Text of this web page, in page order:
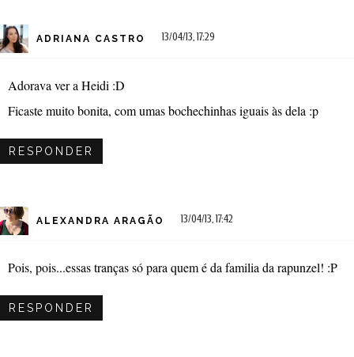
ADRIANA CASTRO 13/04/13, 17:29
Adorava ver a Heidi :D
Ficaste muito bonita, com umas bochechinhas iguais às dela :p
RESPONDER
ALEXANDRA ARAGÃO 13/04/13, 17:42
Pois, pois...essas tranças só para quem é da familia da rapunzel! :P
RESPONDER